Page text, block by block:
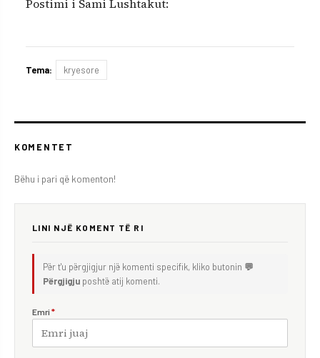
Postimi i Sami Lushtakut:
Tema: kryesore
KOMENTET
Bëhu i pari që komenton!
LINI NJË KOMENT TË RI
Për t'u përgjigjur një komenti specifik, kliko butonin 💬
Përgjigju poshtë atij komenti.
Emri *